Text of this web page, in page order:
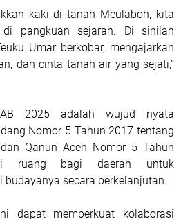
kaki di tanah Meulaboh, kita
pangkuan sejarah. Di sinilah
Umar berkobar, mengajarkan
dan cinta tanah air yang sejati,”
2025 adalah wujud nyata
Nomor 5 Tahun 2017 tentang
Qanun Aceh Nomor 5 Tahun
ruang bagi daerah untuk
budayanya secara berkelanjutan.
dapat memperkuat kolaborasi